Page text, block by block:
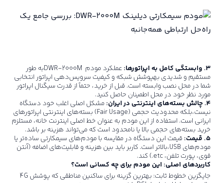
۳. وابستگی کامل به اپراتورها: عملکرد مودم
به طور
مستقیم و شدیدی بهپوشش شبکه و کیفیت سرویس‌دهی اپراتور انتخابی
شما در محل نصب وابسته است. قبل از خرید، حتماً از قدرت سیگنال اپراتور
مورد نظر خود در محل اطمینان حاصل کنید.
۴. چالش بسته‌های اینترنتی در ایران:
مشکل اصلی اغلب خود دستگاه
نیست،بلکه محدودیت حجمی (Fair Usage) بسته‌های اینترنتی اپراتورهای
ایرانی است. استفاده از این مودم به عنوان خط اصلی اینترنت خانه، مستلزم
خرید بسته‌های حجمی بالا یا نامحدود است که می‌تواند هزینه بر باشد.
۵. قیمت:
قیمت این دستگاه در مقایسه با مودم‌های سیمکارتی ساده‌تر یا
مودم‌های USB،بالاتر است. کاربر باید بین هزینه و قابلیت‌های اضافه (آنتن
قوی، پورت تلفن، etc.) کند.
کاربردهای اصلی: این مودم برای چه کسانی است؟
جایگزین خطوط ثابت: بهترین گزینه برای ساکنین مناطقی که پوشش 4G